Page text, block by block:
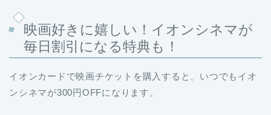
映画好きに嬉しい！イオンシネマが
毎日割引になる特典も！
イオンカードで映画チケットを購入すると、いつでもイオ
ンシネマが300円OFFになります。